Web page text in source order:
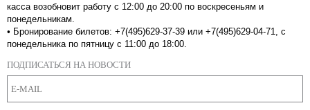
касса возобновит работу с 12:00 до 20:00 по воскресеньям и
понедельникам.
• Бронирование билетов: +7(495)629-37-39 или +7(495)629-04-71, с
понедельника по пятницу с 11:00 до 18:00.
ПОДПИСАТЬСЯ НА НОВОСТИ